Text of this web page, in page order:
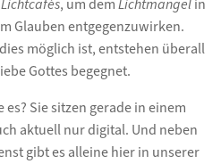
Lichtcafés, um demLichtmangelin
Glauben entgegenzuwirken.
möglich ist, entstehen überall
Gottes begegnet.
Sie sitzen gerade in einem
aktuell nur digital. Und neben
gibt es alleine hier in unserer